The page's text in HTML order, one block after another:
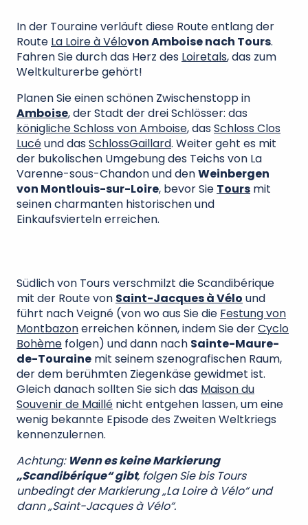
In der Touraine verläuft diese Route entlang der
Route La Loire à Vélovon Amboise nach Tours.
Fahren Sie durch das Herz des Loiretals, das zum
Weltkulturerbe gehört!
Planen Sie einen schönen Zwischenstopp in
Amboise, der Stadt der drei Schlösser: das
königliche Schloss von Amboise, dasSchloss Clos
Lucéund dasSchlossGaillard. Weiter geht es mit
der bukolischen Umgebung des Teichs von La
Varenne-sous-Chandon und denWeinbergen
von Montlouis-sur-Loire, bevor Sie Tours mit
seinen charmanten historischen und
Einkaufsvierteln erreichen.
Südlich von Tours verschmilzt die Scandibérique
mit der Route von Saint-Jacques à Vélo und
führt nach Veigné (von wo aus Sie die Festung von
Montbazonerreichen können, indem Sie derCyclo
Bohème folgen) und dann nach Sainte-Maure-
de-Touraine mit seinem szenografischen Raum,
der dem berühmten Ziegenkäse gewidmet ist.
Gleich danach sollten Sie sich das Maison du
Souvenir de Maillé nicht entgehen lassen, um eine
wenig bekannte Episode des Zweiten Weltkriegs
kennenzulernen.
Achtung: Wenn es keine Markierung
„Scandibérique“ gibt, folgen Sie bis Tours
unbedingt der Markierung „La Loire à Vélo“ und
dann „Saint-Jacques à Vélo“.